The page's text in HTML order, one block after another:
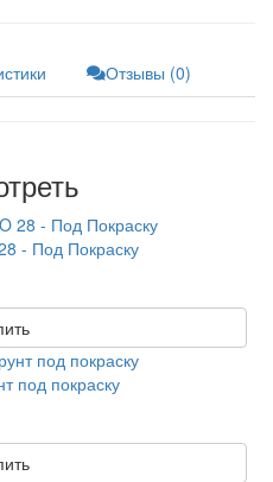
Отзывы (0)
- Под Покраску
под покраску